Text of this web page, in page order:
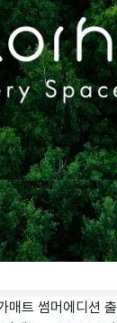
트 썸머에디션 출